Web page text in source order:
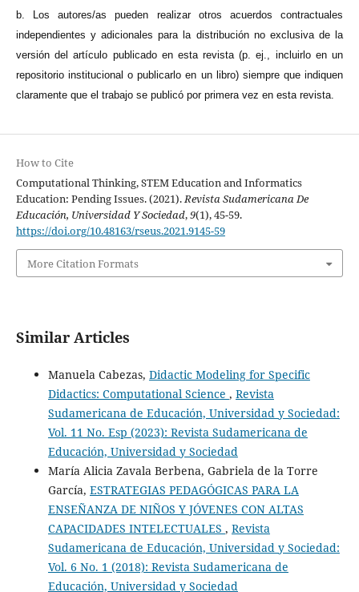
b. Los autores/as pueden realizar otros acuerdos contractuales
independientes y adicionales para la distribución no exclusiva de la
versión del artículo publicado en esta revista (p. ej., incluirlo en un
repositorio institucional o publicarlo en un libro) siempre que indiquen
claramente que el trabajo se publicó por primera vez en esta revista.
How to Cite
Computational Thinking, STEM Education and Informatics
Education: Pending Issues. (2021).Revista Sudamericana De
Educación, Universidad Y Sociedad,9(1), 45-59.
https://doi.org/10.48163/rseus.2021.9145-59
More Citation Formats
Similar Articles
Manuela Cabezas, Didactic Modeling for Specific
Didactics: Computational Science , Revista
Sudamericana de Educación, Universidad y Sociedad:
Vol. 11 No. Esp (2023): Revista Sudamericana de
Educación, Universidad y Sociedad
María Alicia Zavala Berbena, Gabriela de la Torre
García, ESTRATEGIAS PEDAGÓGICAS PARA LA
ENSEÑANZA DE NIÑOS Y JÓVENES CON ALTAS
CAPACIDADES INTELECTUALES , Revista
Sudamericana de Educación, Universidad y Sociedad:
Vol. 6 No. 1 (2018): Revista Sudamericana de
Educación, Universidad y Sociedad